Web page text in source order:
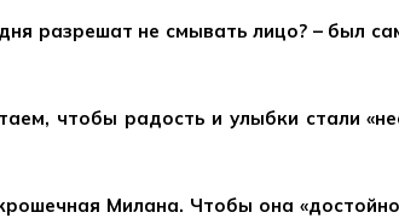
разрешат не смывать лицо? – был
чтобы радость и улыбки стали
Милана. Чтобы она